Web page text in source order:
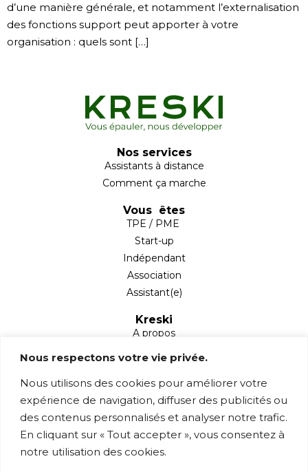
Nous respectons votre vie privée.
Nous utilisons des cookies pour améliorer votre
expérience de navigation, diffuser des publicités ou
des contenus personnalisés et analyser notre trafic.
En cliquant sur « Tout accepter », vous consentez à
notre utilisation des cookies.
d’une manière générale, et notamment l’externalisation
des fonctions support peut apporter à votre
organisation : quels sont […]
Nos services
Assistants à distance
Comment ça marche
Vous êtes
TPE / PME
Start-up
Indépendant
Association
Assistant(e)
Kreski
A propos
Partenaires
Mentions légales
Contact
78760 Jouars-Pontchartrain
contact@kreski.fr